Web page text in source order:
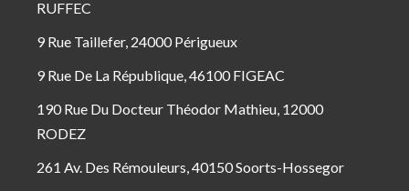
RUFFEC
9 Rue Taillefer, 24000 Périgueux
9 Rue De La République, 46100 FIGEAC
190 Rue Du Docteur Théodor Mathieu, 12000
RODEZ
261 Av. Des Rémouleurs, 40150 Soorts-Hossegor